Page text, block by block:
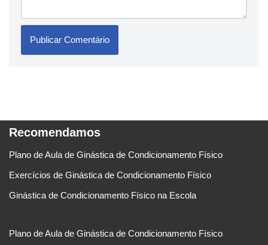
Recomendamos
Plano de Aula de Ginástica de Condicionamento Físico
Exercícios de Ginástica de Condicionamento Físico
Ginástica de Condicionamento Físico na Escola
Plano de Aula de Ginástica de Condicionamento Físico